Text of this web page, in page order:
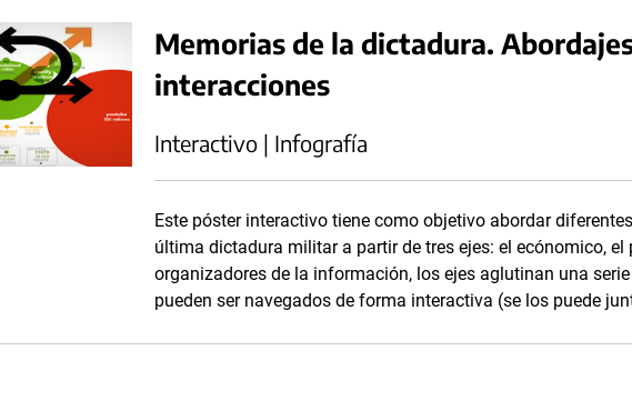
Memorias de la dictadura.
interacciones
Interactivo | Infografía
Este póster interactivo tiene como objetivo abordar
última dictadura militar a partir de tres ejes: el ecónomico,
organizadores de la información, los ejes aglutinan una
pueden ser navegados de forma interactiva (se los puede